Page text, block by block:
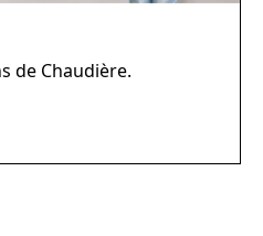
de Chaudière.